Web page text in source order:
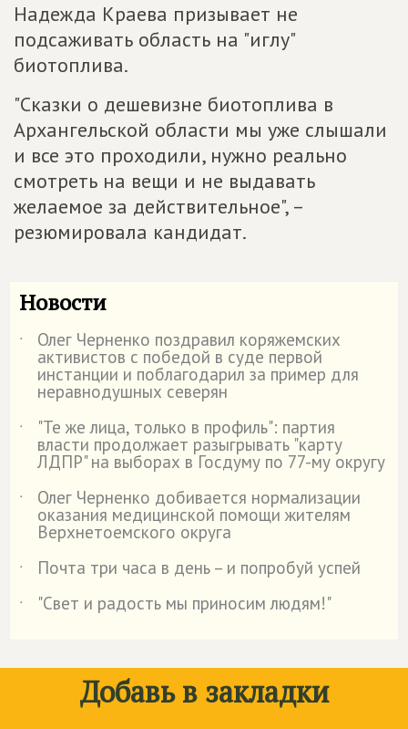
Надежда Краева призывает не
подсаживать область на "иглу"
биотоплива.
"Сказки о дешевизне биотоплива в
Архангельской области мы уже слышали
и все это проходили, нужно реально
смотреть на вещи и не выдавать
желаемое за действительное", –
резюмировала кандидат.
Новости
˙ Олег Черненко поздравил коряжемских
активистов с победой в суде первой
инстанции и поблагодарил за пример для
неравнодушных северян
˙
"Те же лица, только в профиль": партия
власти продолжает разыгрывать "карту
ЛДПР" на выборах в Госдуму по 77-му округу
˙
Олег Черненко добивается нормализации
оказания медицинской помощи жителям
Верхнетоемского округа
˙
Почта три часа в день – и попробуй успей
˙
"Свет и радость мы приносим людям!"
Добавь в закладки